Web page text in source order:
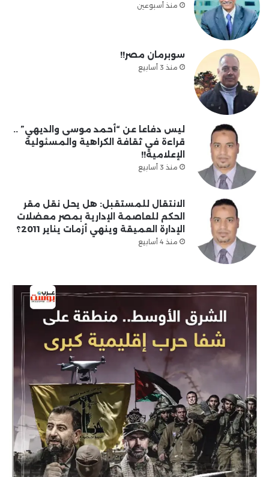
منذ أسبوعين
سوبرمان مصر!!
منذ 3 أسابيع
ليس دفاعا عن “أحمد موسى والديهي” ..
قراءة في ثقافة الكراهية والمسئولية
الإعلامية!!
منذ 3 أسابيع
الانتقال للمستقبل: هل يحل نقل مقر
الحكم للعاصمة الإدارية بمصر معضلات
الإدارة العميقة وينهي أزمات يناير 2011؟
منذ 4 أسابيع